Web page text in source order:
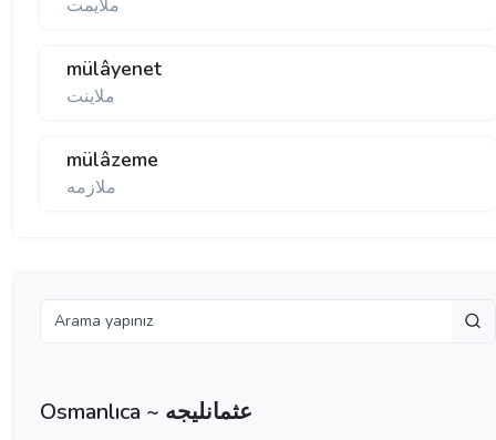
ملايمت
mülâyenet
ملاينت
mülâzeme
ملازمه
Osmanlıca ~ عثمانليجه